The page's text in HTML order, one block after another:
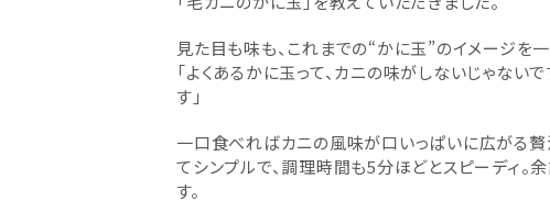
見た目も味も、これまでの“かに玉”のイメージを
「よくあるかに玉って、カニの味がしないじゃない
す」
一口食べればカニの風味が口いっぱいに広がる贅
てシンプルで、調理時間も5分ほどとスピーディ
す。